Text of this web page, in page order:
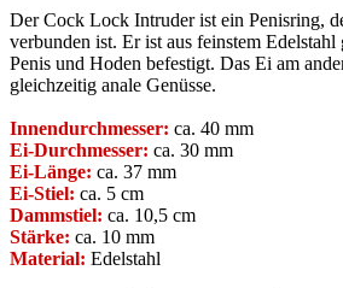
Der Cock Lock Intruder ist ein Penisring,
verbunden ist. Er ist aus feinstem
Penis und Hoden befestigt. Das Ei am
gleichzeitig anale Genüsse.
Innendurchmesser: ca. 40 mm
Ei-Durchmesser: ca. 30 mm
Ei-Länge: ca. 37 mm
Ei-Stiel: ca. 5 cm
Dammstiel: ca. 10,5 cm
Stärke: ca. 10 mm
Material: Edelstahl